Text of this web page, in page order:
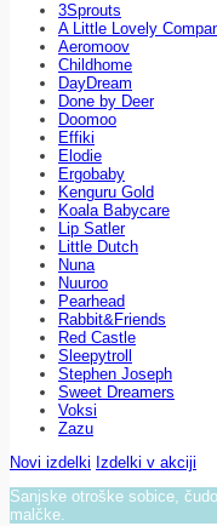
3Sprouts
A Little Lovely
Aeromoov
Childhome
DayDream
Done by Deer
Doomoo
Effiki
Elodie
Ergobaby
Kenguru Gold
Koala Babycare
Lip Satler
Little Dutch
Nuna
Nuuroo
Pearhead
Rabbit&Friends
Red Castle
Sleepytroll
Stephen Joseph
Sweet Dreamers
Voksi
Zazu
Novi izdelki Izdelki v akciji
Sanjske otroške sobice,
malčke.